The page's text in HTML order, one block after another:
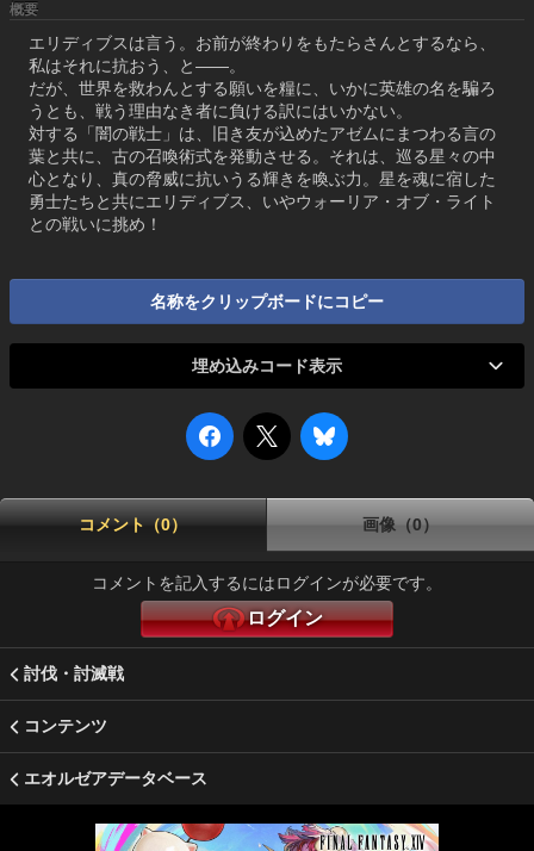
概要
エリディブスは言う。お前が終わりをもたらさんとするなら、
私はそれに抗おう、と――。
だが、世界を救わんとする願いを糧に、いかに英雄の名を騙ろ
うとも、戦う理由なき者に負ける訳にはいかない。
対する「闇の戦士」は、旧き友が込めたアゼムにまつわる言の
葉と共に、古の召喚術式を発動させる。それは、巡る星々の中
心となり、真の脅威に抗いうる輝きを喚ぶ力。星を魂に宿した
勇士たちと共にエリディブス、いやウォーリア・オブ・ライト
との戦いに挑め！
名称をクリップボードにコピー
埋め込みコード表示
コメント（0） 画像（0）
コメントを記入するにはログインが必要です。
ログイン
討伐・討滅戦
コンテンツ
エオルゼアデータベース